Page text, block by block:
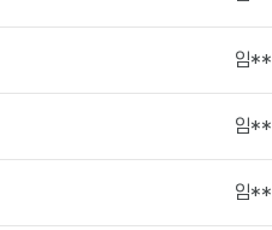
임**
임**
임**